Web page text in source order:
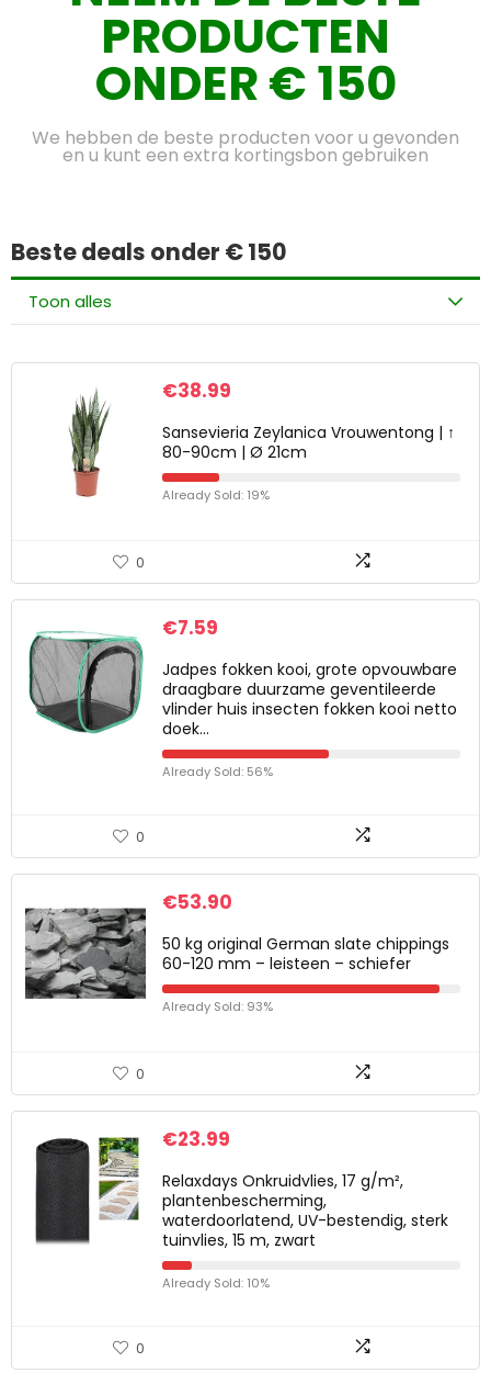
PRODUCTEN
ONDER € 150
We hebben de beste producten voor u gevonden
en u kunt een extra kortingsbon gebruiken
Beste deals onder € 150
Toon alles
€38.99
Sansevieria Zeylanica Vrouwentong | ↑
80-90cm | Ø 21cm
Already Sold: 19%
0
€7.59
Jadpes fokken kooi, grote opvouwbare
draagbare duurzame geventileerde
vlinder huis insecten fokken kooi netto
doek…
Already Sold: 56%
0
€53.90
50 kg original German slate chippings
60-120 mm – leisteen – schiefer
Already Sold: 93%
0
€23.99
Relaxdays Onkruidvlies, 17 g/m²,
plantenbescherming,
waterdoorlatend, UV-bestendig, sterk
tuinvlies, 15 m, zwart
Already Sold: 10%
0